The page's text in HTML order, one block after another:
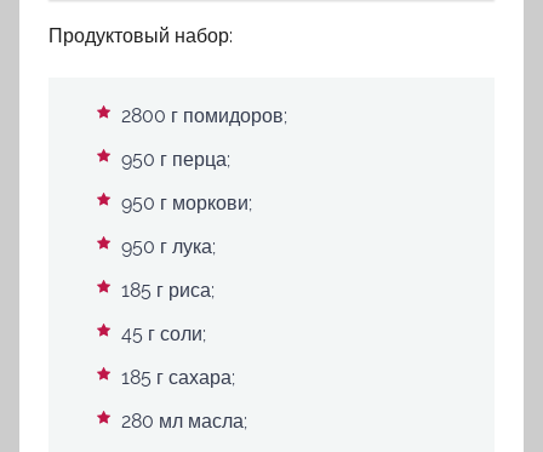
Продуктовый набор:
2800 г помидоров;
950 г перца;
950 г моркови;
950 г лука;
185 г риса;
45 г соли;
185 г сахара;
280 мл масла;